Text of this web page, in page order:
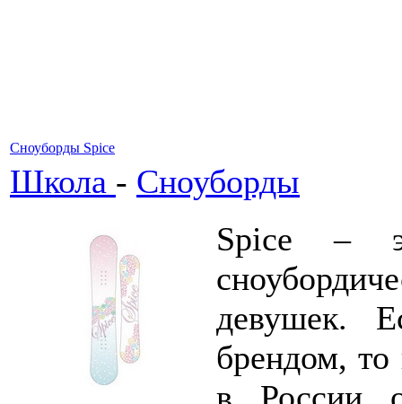
Сноуборды Spice
Школа - Сноуборды
Spice –
девушек.
брендом, то